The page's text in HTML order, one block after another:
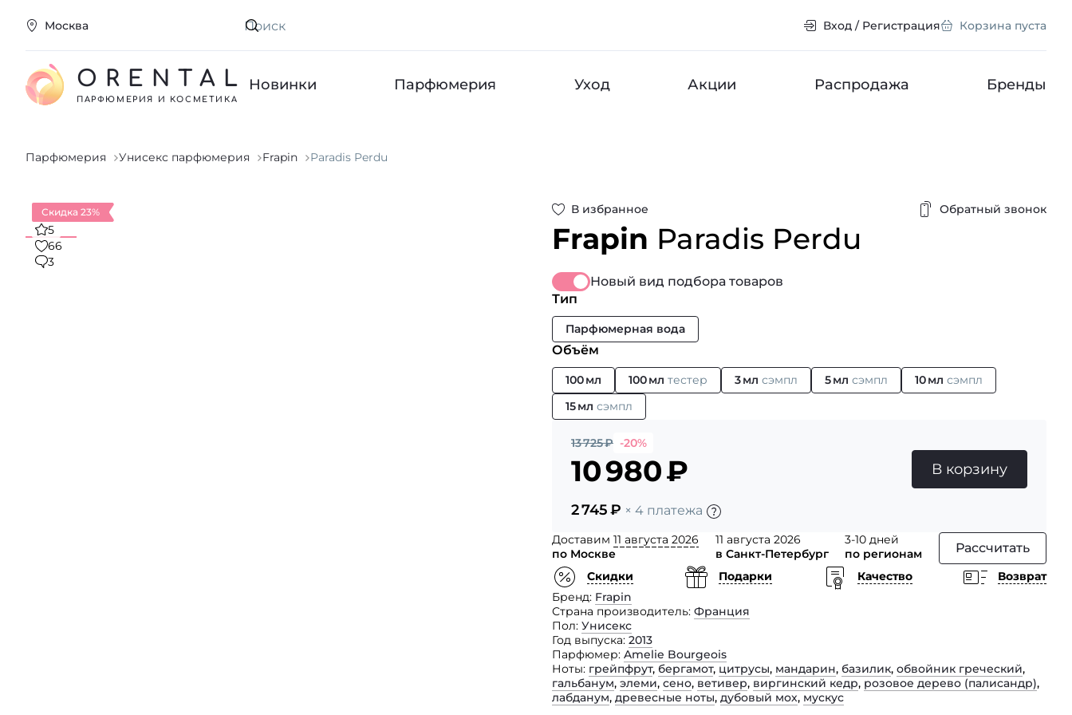
Москва Искать Вход / Регистрация Корзина пуста
ORENTAL
ПАРФЮМЕРИЯ И КОСМЕТИКА
Новинки Парфюмерия Уход Акции Распродажа Бренды
Парфюмерия Унисекс парфюмерия Frapin Paradis Perdu
В избранное Обратный звонок
Frapin Paradis Perdu
Скидка 23%
5
66
3
Новый вид подбора товаров
Тип
Парфюмерная вода
Объём
100 мл 100 мл тестер 3 мл сэмпл 5 мл сэмпл 10 мл сэмпл
15 мл сэмпл
13 725₽ -20%
10 980₽
2 745₽ × 4 платежа
В корзину
Доставим 11 августа 2026
по Москве
11 августа 2026
в Санкт-Петербург
3-10 дней
по регионам
Рассчитать
Скидки Подарки Качество
Возврат
Бренд Frapin
Страна производитель Франция
Пол Унисекс
Год выпуска 2013
Парфюмер Amelie Bourgeois
Ноты грейпфрут, бергамот, цитрусы, мандарин, базилик, обвойник греческий,
гальбанум, элеми, сено, ветивер, виргинский кедр, розовое дерево (палисандр),
лабданум, древесные ноты, дубовый мох, мускус